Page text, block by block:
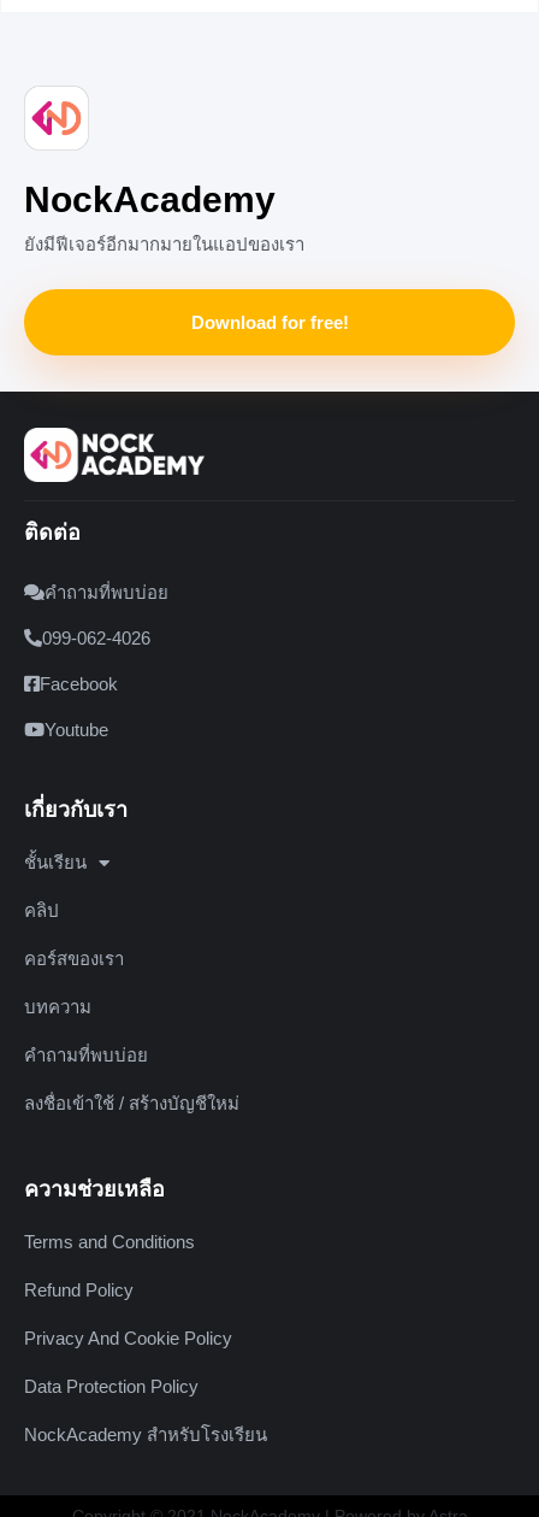
sentence คือประโยคที่เจอบ่อยเมื่อต้องพูด ให้คำคำปรึกษา
NockAcademy
ยังมีฟีเจอร์อีกมากมายในแอปของเรา
Download for free!
ติดต่อ
คำถามที่พบบ่อย
099-062-4026
Facebook
Youtube
เกี่ยวกับเรา
ชั้นเรียน
คลิป
คอร์สของเรา
บทความ
คำถามที่พบบ่อย
ลงชื่อเข้าใช้ / สร้างบัญชีใหม่
ความช่วยเหลือ
Terms and Conditions
Refund Policy
Privacy And Cookie Policy
Data Protection Policy
NockAcademy สำหรับโรงเรียน